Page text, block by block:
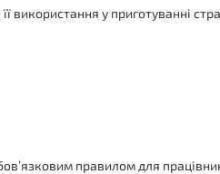
використання у приготуванні
правилом для